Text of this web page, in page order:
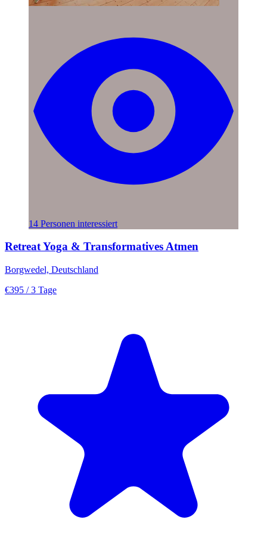
14 Personen interessiert
Retreat Yoga & Transformatives Atmen
Borgwedel, Deutschland
€395 / 3 Tage